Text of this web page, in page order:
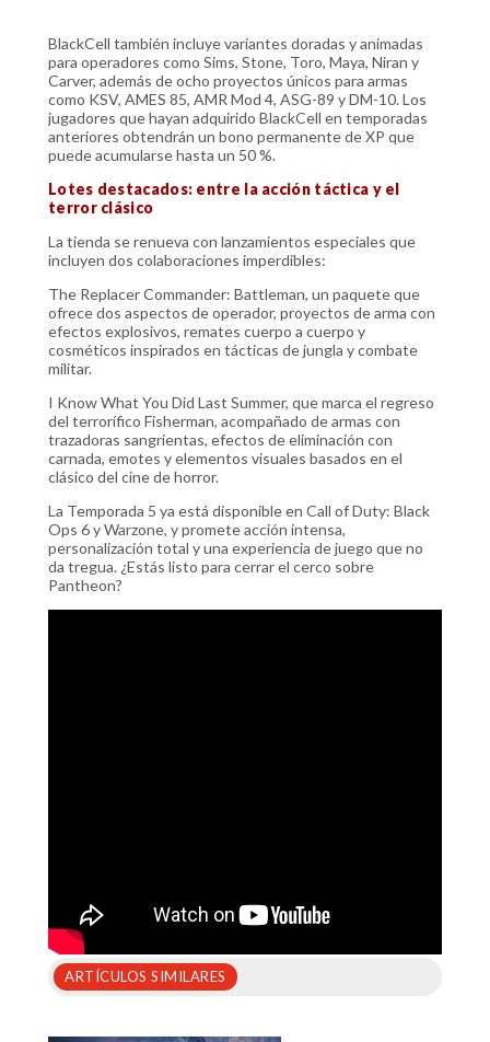
BlackCell también incluye variantes doradas y animadas
para operadores como Sims, Stone, Toro, Maya, Niran y
Carver, además de ocho proyectos únicos para armas
como KSV, AMES 85, AMR Mod 4, ASG-89 y DM-10. Los
jugadores que hayan adquirido BlackCell en temporadas
anteriores obtendrán un bono permanente de XP que
puede acumularse hasta un 50 %.
Lotes destacados: entre la acción táctica y el
terror clásico
La tienda se renueva con lanzamientos especiales que
incluyen dos colaboraciones imperdibles:
The Replacer Commander: Battleman, un paquete que
ofrece dos aspectos de operador, proyectos de arma con
efectos explosivos, remates cuerpo a cuerpo y
cosméticos inspirados en tácticas de jungla y combate
militar.
I Know What You Did Last Summer, que marca el regreso
del terrorífico Fisherman, acompañado de armas con
trazadoras sangrientas, efectos de eliminación con
carnada, emotes y elementos visuales basados en el
clásico del cine de horror.
La Temporada 5 ya está disponible en Call of Duty: Black
Ops 6 y Warzone, y promete acción intensa,
personalización total y una experiencia de juego que no
da tregua. ¿Estás listo para cerrar el cerco sobre
Pantheon?
ARTÍCULOS SIMILARES